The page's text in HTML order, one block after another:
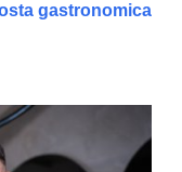
gastronomica